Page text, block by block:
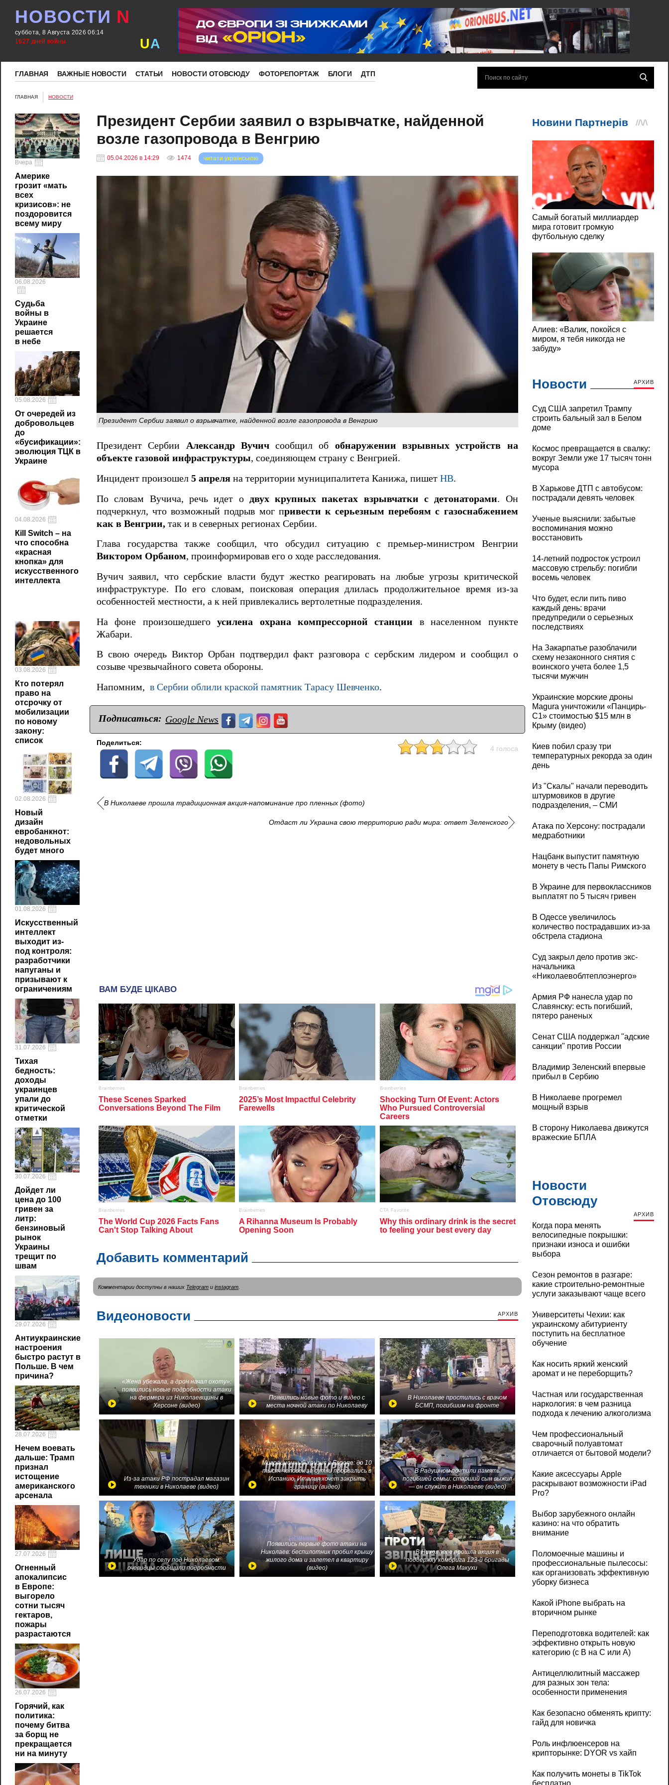
НОВОСТИ N
суббота, 8 Августа 2026 06:14
1627 дней войны
UA
ГЛАВНАЯ ВАЖНЫЕ НОВОСТИ СТАТЬИ НОВОСТИ ОТОВСЮДУ ФОТОРЕПОРТАЖ БЛОГИ ДТП
ГЛАВНАЯ НОВОСТИ
Вчера
Америке
грозит «мать
всех
кризисов»: не
поздоровится
всему миру
06.08.2026
Судьба
войны в
Украине
решается
в небе
05.08.2026
От очередей из
добровольцев
до
«бусификации»:
эволюция ТЦК в
Украине
04.08.2026
Кill Switch – на
что способна
«красная
кнопка» для
искусственного
интеллекта
03.08.2026
Кто потерял
право на
отсрочку от
мобилизации
по новому
закону:
список
02.08.2026
Новый
дизайн
евробанкнот:
недовольных
будет много
01.08.2026
Искусственный
интеллект
выходит из-
под контроля:
разработчики
напуганы и
призывают к
ограничениям
31.07.2026
Тихая
бедность:
доходы
украинцев
упали до
критической
отметки
30.07.2026
Дойдет ли
цена до 100
гривен за
литр:
бензиновый
рынок
Украины
трещит по
швам
29.07.2026
Антиукраинские
настроения
быстро растут в
Польше. В чем
причина?
28.07.2026
Нечем воевать
дальше: Трамп
признал
истощение
американского
арсенала
27.07.2026
Огненный
апокалипсис
в Европе:
выгорело
сотни тысяч
гектаров,
пожары
разрастаются
26.07.2026
Горячий, как
политика:
почему битва
за борщ не
прекращается
ни на минуту
Президент Сербии заявил о взрывчатке, найденной
возле газопровода в Венгрию
05.04.2026 в 14:29 1474 читати українською
Президент Сербии заявил о взрывчатке, найденной возле газопровода в Венгрию
Президент Сербии Александр Вучичсообщил об обнаружении взрывных устройств на
объекте газовой инфраструктуры, соединяющем страну с Венгрией.
Инцидент произошел 5 апреля на территории муниципалитета Канижа, пишет НВ.
По словам Вучича, речь идет о двух крупных пакетах взрывчатки с детонаторами. Он
подчеркнул, что возможный подрыв мог привести к серьезным перебоям с газоснабжением
как в Венгрии, так и в северных регионах Сербии.
Глава государства также сообщил, что обсудил ситуацию с премьер-министром Венгрии
Виктором Орбаном, проинформировав его о ходе расследования.
Вучич заявил, что сербские власти будут жестко реагировать на любые угрозы критической
инфраструктуре. По его словам, поисковая операция длилась продолжительное время из-за
особенностей местности, а к ней привлекались вертолетные подразделения.
На фоне произошедшегоусилена охрана компрессорной станции в населенном пункте
Жабари.
В свою очередь Виктор Орбан подтвердил факт разговора с сербским лидером и сообщил о
созыве чрезвычайного совета обороны.
Напомним, в Сербии облили краской памятник Тарасу Шевченко.
Подписаться: Google News
Поделиться:
4 голоса
В Николаеве прошла традиционная акция-напоминание про пленных (фото)
Отдаст ли Украина свою территорию ради мира: ответ Зеленского
Добавить комментарий
Комментарии доступны в наших Telegram и instagram
Видеоновости АРХИВ
«Жена убежала, а дрон начал охоту»:
появились новые подробности атаки
на фермера из Николаевщины в
Херсоне (видео)
Появились новые фото и видео с
места ночной атаки по Николаеву
В Николаеве простились с врачом
БСМП, погибшим на фронте
Из-за атаки РФ пострадал магазин
техники в Николаеве (видео)
Миграционный кризис в Европе: до 10
тысяч человек за сутки прорвались в
Испанию, Италия хочет закрыть
границу (видео)
В Радушном почтили память
погибшей семьи: старший сын выжил
— он служит в Николаеве (видео)
Удар по селу под Николаевом:
очевидцы сообщили подробности
Появились первые фото атаки на
Николаев: беспилотник пробил крышу
жилого дома и залетел в квартиру
(видео)
В Николаеве прошла акция в
поддержку комбрига 123-й бригады
Олега Макухи
Новости АРХИВ
Суд США запретил Трампу
строить бальный зал в Белом
доме
Космос превращается в свалку:
вокруг Земли уже 17 тысяч тонн
мусора
В Харькове ДТП с автобусом:
пострадали девять человек
Ученые выяснили: забытые
воспоминания можно
восстановить
14-летний подросток устроил
массовую стрельбу: погибли
восемь человек
Что будет, если пить пиво
каждый день: врачи
предупредили о серьезных
последствиях
На Закарпатье разоблачили
схему незаконного снятия с
воинского учета более 1,5
тысячи мужчин
Украинские морские дроны
Magura уничтожили «Панцирь-
С1» стоимостью $15 млн в
Крыму (видео)
Киев побил сразу три
температурных рекорда за один
день
Из "Скалы" начали переводить
штурмовиков в другие
подразделения, – СМИ
Атака по Херсону: пострадали
медработники
Нацбанк выпустит памятную
монету в честь Папы Римского
В Украине для первоклассников
выплатят по 5 тысяч гривен
В Одессе увеличилось
количество пострадавших из-за
обстрела стадиона
Суд закрыл дело против экс-
начальника
«Николаевоблтеплоэнерго»
Армия РФ нанесла удар по
Славянску: есть погибший,
пятеро раненых
Сенат США поддержал "адские
санкции" против России
Владимир Зеленский впервые
прибыл в Сербию
В Николаеве прогремел
мощный взрыв
В сторону Николаева движутся
вражеские БПЛА
Новости
Отовсюду
АРХИВ
Когда пора менять
велосипедные покрышки:
признаки износа и ошибки
выбора
Сезон ремонтов в разгаре:
какие строительно-ремонтные
услуги заказывают чаще всего
Университеты Чехии: как
украинскому абитуриенту
поступить на бесплатное
обучение
Как носить яркий женский
аромат и не переборщить?
Частная или государственная
наркология: в чем разница
подхода к лечению алкоголизма
Чем профессиональный
сварочный полуавтомат
отличается от бытовой модели?
Какие аксессуары Apple
раскрывают возможности iPad
Pro?
Выбор зарубежного онлайн
казино: на что обратить
внимание
Поломоечные машины и
профессиональные пылесосы:
как организовать эффективную
уборку бизнеса
Какой iPhone выбрать на
вторичном рынке
Переподготовка водителей: как
эффективно открыть новую
категорию (с B на C или А)
Антицеллюлитный массажер
для разных зон тела:
особенности применения
Как безопасно обменять крипту:
гайд для новичка
Роль инфлюенсеров на
крипторынке: DYOR vs хайп
Как получить монеты в TikTok